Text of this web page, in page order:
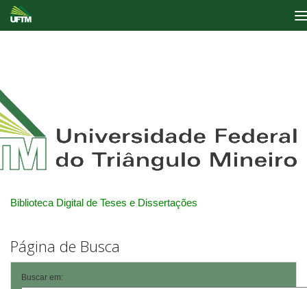
Biblioteca Digital de Teses e Dissertações
Página de Busca
Buscar em: